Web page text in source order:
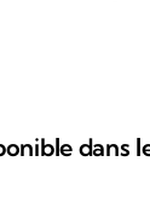
dans